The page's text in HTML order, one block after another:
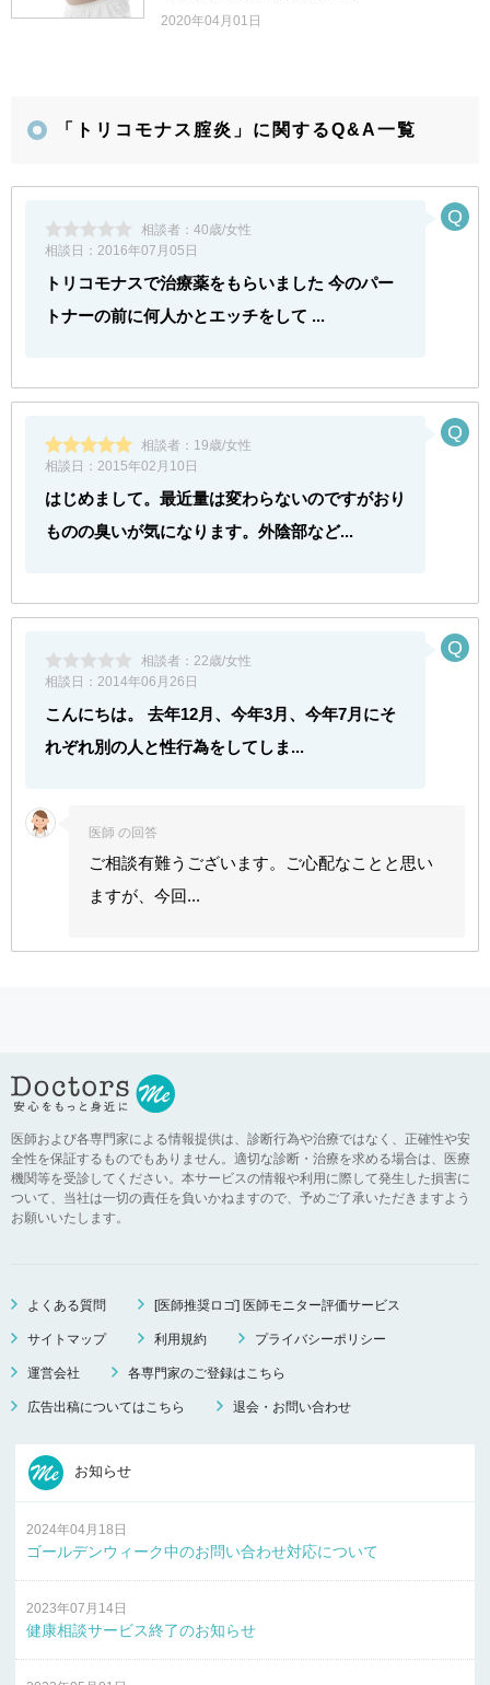
2020年04月01日
「トリコモナス腟炎」に関するQ&A一覧
相談者： 40歳/女性
相談日： 2016年07月05日
トリコモナスで治療薬をもらいました 今のパー
トナーの前に何人かとエッチをして ...
相談者： 19歳/女性
相談日： 2015年02月10日
はじめまして。最近量は変わらないのですがおり
ものの臭いが気になります。外陰部など...
相談者： 22歳/女性
相談日： 2014年06月26日
こんにちは。 去年12月、今年3月、今年7月にそ
れぞれ別の人と性行為をしてしま...
医師 の回答
ご相談有難うございます。ご心配なことと思い
ますが、今回...
医師および各専門家による情報提供は、診断行為や治療ではなく、正確性や安
全性を保証するものでもありません。適切な診断・治療を求める場合は、医療
機関等を受診してください。本サービスの情報や利用に際して発生した損害に
ついて、当社は一切の責任を負いかねますので、予めご了承いただきますよう
お願いいたします。
よくある質問 [医師推奨ロゴ] 医師モニター評価サービス
サイトマップ 利用規約 プライバシーポリシー
運営会社 各専門家のご登録はこちら
広告出稿についてはこちら 退会・お問い合わせ
お知らせ
2024年04月18日
ゴールデンウィーク中のお問い合わせ対応について
2023年07月14日
健康相談サービス終了のお知らせ